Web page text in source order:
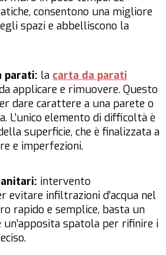
consentono una migliore
spazi e abbelliscono la
parati: la carta da parati
applicare e rimuovere. Questo
dare carattere a una parete o
L’unico elemento di difficoltà è
superficie, che è finalizzata a
e imperfezioni.
intervento
evitare infiltrazioni d’acqua nel
rapido e semplice, basta un
un’apposita spatola per rifinire i